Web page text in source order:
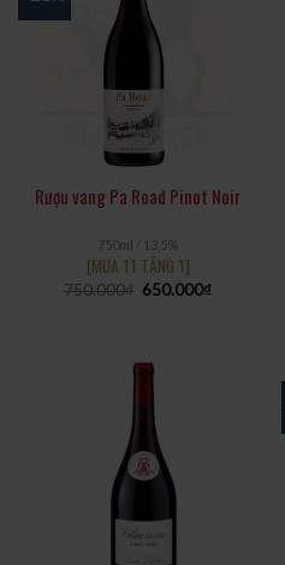
Rượu vang Pa Road Pinot Noir
750ml / 13,5%
[MUA 11 TẶNG 1]
750.000₫ 650.000₫